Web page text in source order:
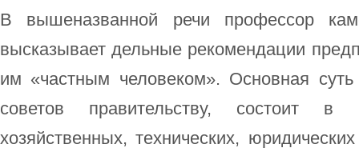
В вышеназванной речи профессор
высказывает дельные рекомендации
им «частным человеком». Основная
советов правительству, состоит в
хозяйственных, технических,